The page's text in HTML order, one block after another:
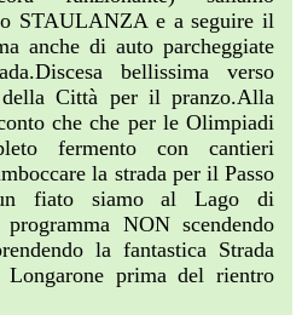
STAULANZA e a seguire il
anche di auto parcheggiate
bellissima verso
Città per il pranzo.Alla
che che per le Olimpiadi
fermento con cantieri
la strada per il Passo
fiato siamo al Lago di
NON scendendo
la fantastica Strada
Longarone prima del rientro